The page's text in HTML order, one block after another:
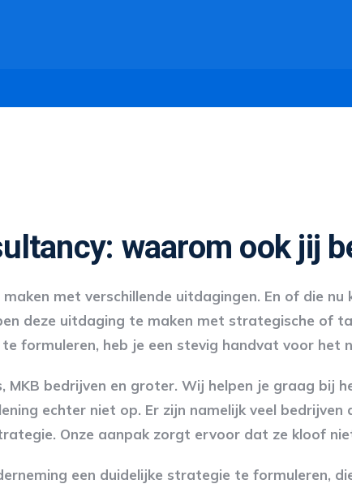
waarom ook jij
met verschillende uitdagingen. En of die
deze uitdaging te maken met strategische of
formuleren, heb je een stevig handvat voor het
MKB bedrijven en groter. Wij helpen je graag bij
echter niet op. Er zijn namelijk veel
Onze aanpak zorgt ervoor dat ze kloof
een duidelijke strategie te formuleren,